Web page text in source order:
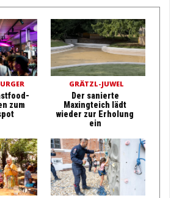
zum
GRÄTZL-JUWEL
Der sanierte
Maxingteich lädt
wieder zur Erholung
ein